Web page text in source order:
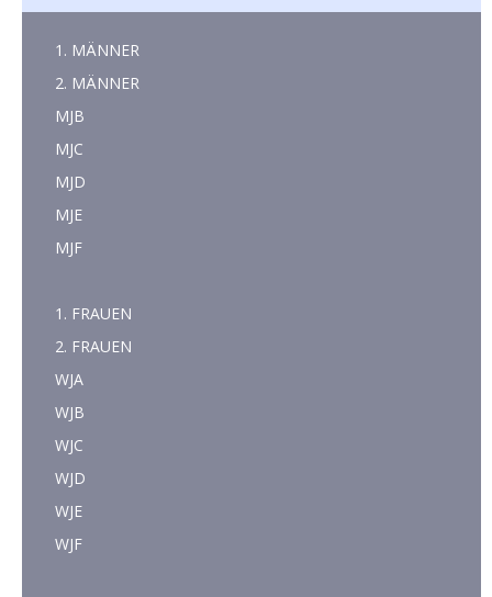
1. MÄNNER
2. MÄNNER
MJB
MJC
MJD
MJE
MJF
1. FRAUEN
2. FRAUEN
WJA
WJB
WJC
WJD
WJE
WJF